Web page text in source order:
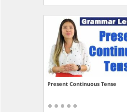
Present Continuous Tense